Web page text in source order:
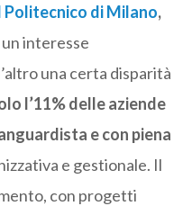
di Milano,
interesse
una certa disparità
l’11% delle aziende
e con piena
e gestionale. Il
con progetti